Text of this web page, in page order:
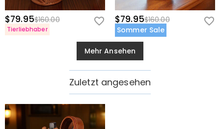
$79.95$160.00
Tierliebhaber
$79.95$160.00
Sommer Sale
Mehr Ansehen
Zuletzt angesehen